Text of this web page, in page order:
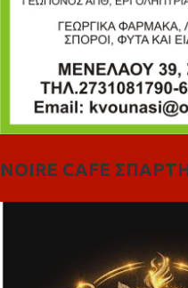
NOIRE CAFE